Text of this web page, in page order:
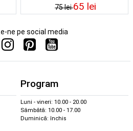
75 lei65 lei
ne pe social media
Program
Luni - vineri: 10.00 - 20.00
Sâmbătă: 10.00 - 17.00
Duminică: închis